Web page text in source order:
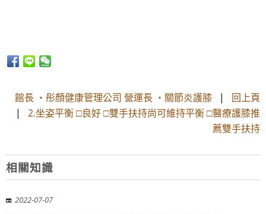
館長 ・彤顏健康管理公司 營運長 ・關節炎護膝 | 回上頁
| 2.坐姿平衡 □良好 □雙手扶持尚可維持平衡 □醫療護膝推
薦雙手扶持
相關知識
2022-07-07